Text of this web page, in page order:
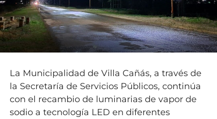
La Municipalidad de Villa Cañás, a través de
la Secretaría de Servicios Públicos, continúa
con el recambio de luminarias de vapor de
sodio a tecnología LED en diferentes